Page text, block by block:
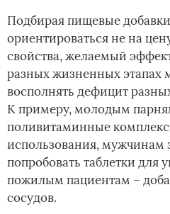
Подбирая пищевые
ориентироваться не на
свойства, желаемый
разных жизненных
восполнять дефицит
К примеру, молодым
поливитаминные
использования, мужчинам
попробовать таблетки для
пожилым пациентам –
сосудов.